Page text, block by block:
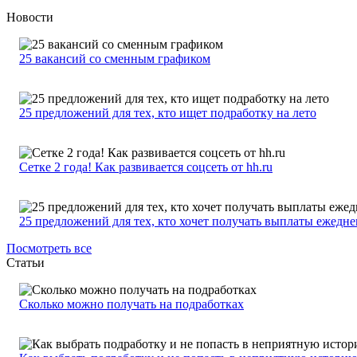
Новости
25 вакансий со сменным графиком
25 предложений для тех, кто ищет подработку на лето
Сетке 2 года! Как развивается соцсеть от hh.ru
25 предложений для тех, кто хочет получать выплаты
Посмотреть все
Статьи
Сколько можно получать на подработках